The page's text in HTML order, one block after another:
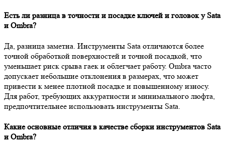
Есть ли разница в точности и посадке ключей и головок у Sata
и Ombra?
Да, разница заметна. Инструменты Sata отличаются более
точной обработкой поверхностей и точной посадкой, что
уменьшает риск срыва гаек и облегчает работу. Ombra часто
допускает небольшие отклонения в размерах, что может
привести к менее плотной посадке и повышенному износу.
Для работ, требующих аккуратности и минимального люфта,
предпочтительнее использовать инструменты Sata.
Какие основные отличия в качестве сборки инструментов Sata
и Ombra?